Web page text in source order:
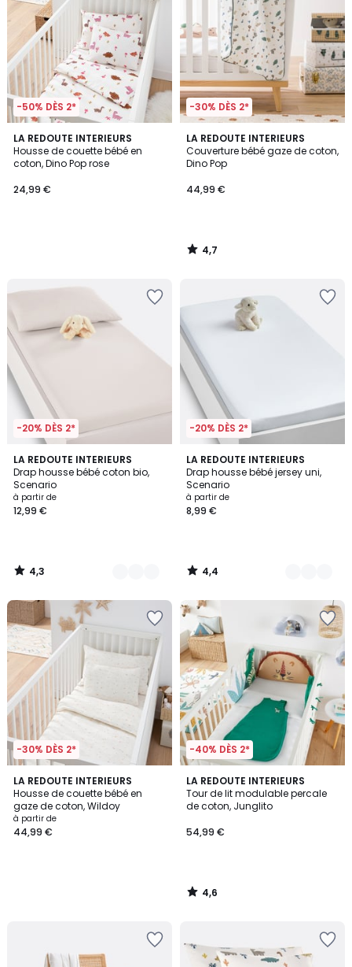
-50% DÈS 2*
LA REDOUTE INTERIEURS
Housse de couette bébé en
coton, Dino Pop rose
24,99 €
-30% DÈS 2*
LA REDOUTE INTERIEURS
Couverture bébé gaze de coton,
Dino Pop
44,99 €
4,7
/ 5
4,7
/
-20% DÈS 2*
LA REDOUTE INTERIEURS
Drap housse bébé coton bio,
Scenario
à partir de
12,99 €
4,3
/ 5
4
Couleurs
4,3
/
-20% DÈS 2*
LA REDOUTE INTERIEURS
Drap housse bébé jersey uni,
Scenario
à partir de
8,99 €
4,4
/ 5
5
Couleurs
4,4
/
-30% DÈS 2*
LA REDOUTE INTERIEURS
Housse de couette bébé en
gaze de coton, Wildoy
à partir de
44,99 €
-40% DÈS 2*
LA REDOUTE INTERIEURS
Tour de lit modulable percale
de coton, Junglito
54,99 €
4,6
/ 5
4,6
/